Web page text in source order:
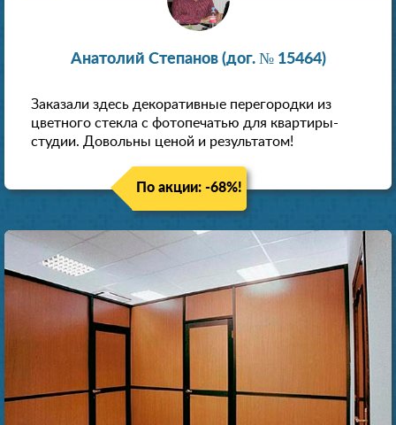
Анатолий Степанов (дог. № 15464)
Заказали здесь декоративные перегородки из
цветного стекла с фотопечатью для квартиры-
студии. Довольны ценой и результатом!
По акции: -68%!